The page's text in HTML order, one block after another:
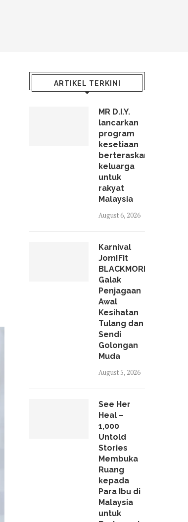
ARTIKEL TERKINI
MR D.I.Y.
lancarkan
program
kesetiaan
berteraskan
keluarga
untuk
rakyat
Malaysia
August 6, 2026
Karnival
Jom!Fit
BLACKMORES
Galak
Penjagaan
Awal
Kesihatan
Tulang dan
Sendi
Golongan
Muda
August 5, 2026
See Her
Heal –
1,000
Untold
Stories
Membuka
Ruang
kepada
Para Ibu di
Malaysia
untuk